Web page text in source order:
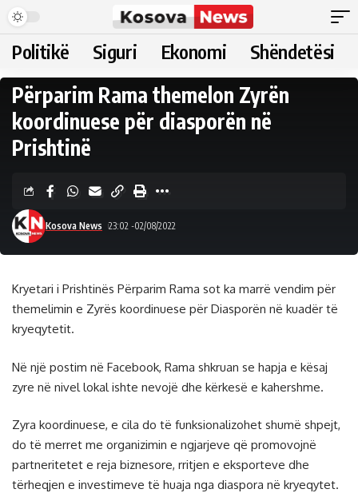
Politikë Siguri Ekonomi Shëndetësi
Përparim Rama themelon Zyrën
koordinuese për diasporën në
Prishtinë
Kosova News 23:02 -02/08/2022
Kryetari i Prishtinës Përparim Rama sot ka marrë vendim për
themelimin e Zyrës koordinuese për Diasporën në kuadër të
kryeqytetit.
Në një postim në Facebook, Rama shkruan se hapja e kësaj
zyre në nivel lokal ishte nevojë dhe kërkesë e kahershme.
Zyra koordinuese, e cila do të funksionalizohet shumë shpejt,
do të merret me organizimin e ngjarjeve që promovojnë
partneritetet e reja biznesore, rritjen e eksporteve dhe
tërheqjen e investimeve të huaja nga diaspora në kryeqytet.